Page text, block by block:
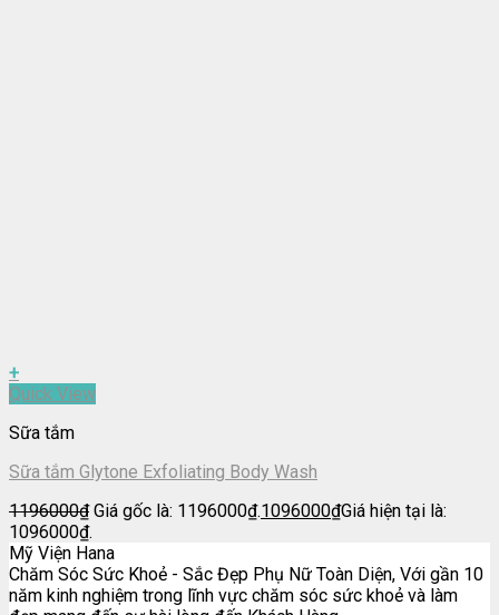
+
Quick View
Sữa tắm
Sữa tắm Glytone Exfoliating Body Wash
1196000₫ Giá gốc là: 1196000₫.1096000₫Giá hiện tại là:
1096000₫.
Mỹ Viện Hana
Chăm Sóc Sức Khoẻ - Sắc Đẹp Phụ Nữ Toàn Diện, Với gần 10
năm kinh nghiệm trong lĩnh vực chăm sóc sức khoẻ và làm